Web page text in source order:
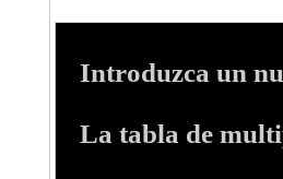
Introduzca un
La tabla de